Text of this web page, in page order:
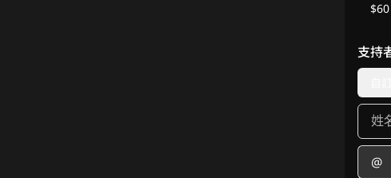
$60
支持
@